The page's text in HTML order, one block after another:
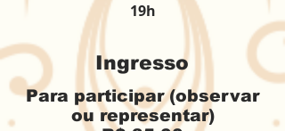
19h
Ingresso
Para participar (observar
ou representar)